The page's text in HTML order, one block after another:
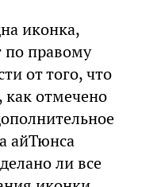
иконка,
по правому
от того, что
как отмечено
айТюнса
ли все